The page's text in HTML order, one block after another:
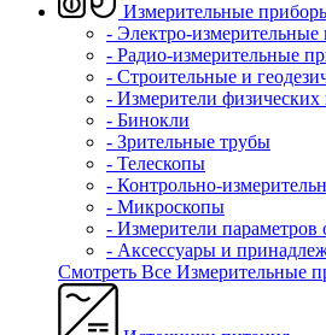
Измерительные
- Электро-
- Радио-измерительные
- Строительные и
- Измерители физических
- Бинокли
- Зрительные трубы
- Телескопы
- Контрольно-
- Микроскопы
- Измерители
- Аксессуары и
Смотреть Все Измерительные